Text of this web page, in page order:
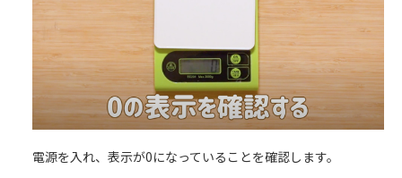
電源を入れ、表示が0になっていることを確認します。